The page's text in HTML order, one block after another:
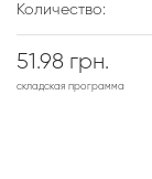
Количество:
51.98 грн.
складская программа